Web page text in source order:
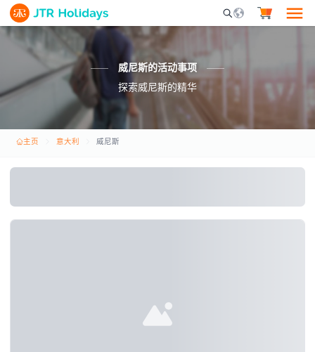
Mobile Search
威尼斯的活动事项
探索威尼斯的精华
主页 意大利 威尼斯